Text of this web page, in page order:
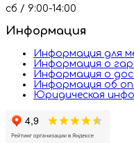
сб / 9:00-14:00
Информация
Информация для
Информация о
Информация о
Информация об
Юридическая